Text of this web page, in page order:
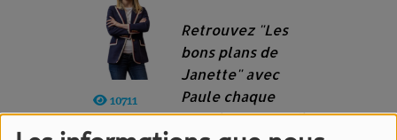
10711
VUES
Retrouvez "Les
bons plans de
Janette" avec
Paule chaque
premier mercredi